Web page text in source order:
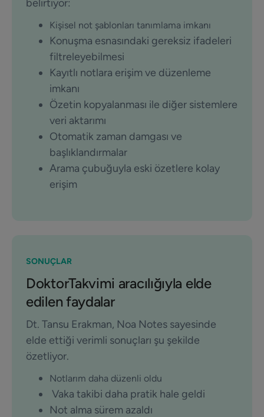
belirtiyor:
Kişisel not şablonları tanımlama imkanı
Konuşma esnasındaki gereksiz ifadeleri
filtreleyebilmesi
Kayıtlı notlara erişim ve düzenleme
imkanı
Özetin kopyalanması ile diğer sistemlere
veri aktarımı
Otomatik zaman damgası ve
başlıklandırmalar
Arama çubuğuyla eski özetlere kolay
erişim
SONUÇLAR
DoktorTakvimi aracılığıyla elde
edilen faydalar
Dt. Tansu Erakman, Noa Notes sayesinde
elde ettiği verimli sonuçları şu şekilde
özetliyor.
Notlarım daha düzenli oldu
Vaka takibi daha pratik hale geldi
Not alma sürem azaldı